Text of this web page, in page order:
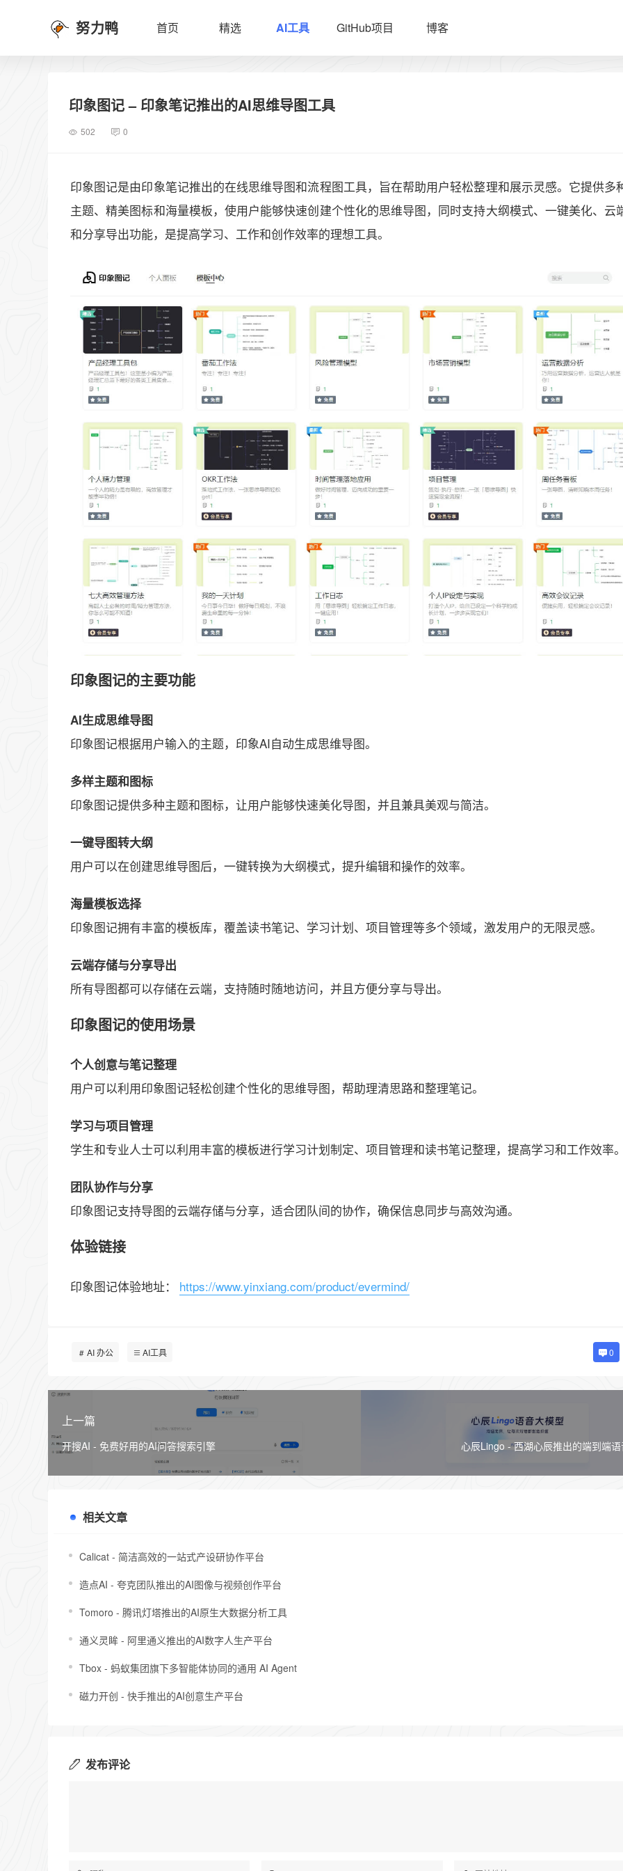
努力鸭 首页 精选 AI工具 GitHub项目 博客
印象图记 – 印象笔记推出的AI思维导图工具
502 0
印象图记是由印象笔记推出的在线思维导图和流程图工具，旨在帮助用户轻松整理和展示灵感。它提供多
主题、精美图标和海量模板，使用户能够快速创建个性化的思维导图，同时支持大纲模式、一键美化、云
和分享导出功能，是提高学习、工作和创作效率的理想工具。
印象图记的主要功能
AI生成思维导图
印象图记根据用户输入的主题，印象AI自动生成思维导图。
多样主题和图标
印象图记提供多种主题和图标，让用户能够快速美化导图，并且兼具美观与简洁。
一键导图转大纲
用户可以在创建思维导图后，一键转换为大纲模式，提升编辑和操作的效率。
海量模板选择
印象图记拥有丰富的模板库，覆盖读书笔记、学习计划、项目管理等多个领域，激发用户的无限灵感。
云端存储与分享导出
所有导图都可以存储在云端，支持随时随地访问，并且方便分享与导出。
印象图记的使用场景
个人创意与笔记整理
用户可以利用印象图记轻松创建个性化的思维导图，帮助理清思路和整理笔记。
学习与项目管理
学生和专业人士可以利用丰富的模板进行学习计划制定、项目管理和读书笔记整理，提高学习和工作效率
团队协作与分享
印象图记支持导图的云端存储与分享，适合团队间的协作，确保信息同步与高效沟通。
体验链接
印象图记体验地址： https://www.yinxiang.com/product/evermind/
AI 办公 AI工具 0
上一篇
开搜AI - 免费好用的AI问答搜索引擎 心辰Lingo - 西湖心辰推出的端到端
相关文章
Calicat - 简洁高效的一站式产设研协作平台
造点AI - 夸克团队推出的AI图像与视频创作平台
Tomoro - 腾讯灯塔推出的AI原生大数据分析工具
通义灵眸 - 阿里通义推出的AI数字人生产平台
Tbox - 蚂蚁集团旗下多智能体协同的通用 AI Agent
磁力开创 - 快手推出的AI创意生产平台
发布评论